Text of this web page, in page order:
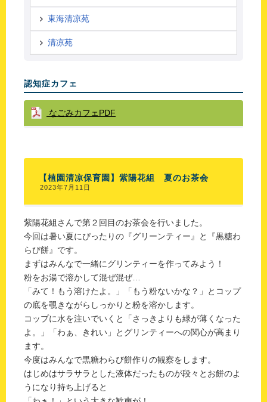
東海清凉苑
清凉苑
認知症カフェ
なごみカフェPDF
【植園清凉保育園】紫陽花組 夏のお茶会
2023年7月11日
紫陽花組さんで第２回目のお茶会を行いました。
今回は暑い夏にぴったりの『グリーンティー』と『黒糖わ
らび餅』です。
まずはみんなで一緒にグリンティーを作ってみよう！
粉をお湯で溶かして混ぜ混ぜ…
「みて！もう溶けたよ。」「もう粉ないかな？」とコップ
の底を覗きながらしっかりと粉を溶かします。
コップに水を注いでいくと「さっきよりも緑が薄くなった
よ。」「わぁ、きれい」とグリンティーへの関心が高まり
ます。
今度はみんなで黒糖わらび餅作りの観察をします。
はじめはサラサラとした液体だったものが段々とお餅のよ
うになり持ち上げると